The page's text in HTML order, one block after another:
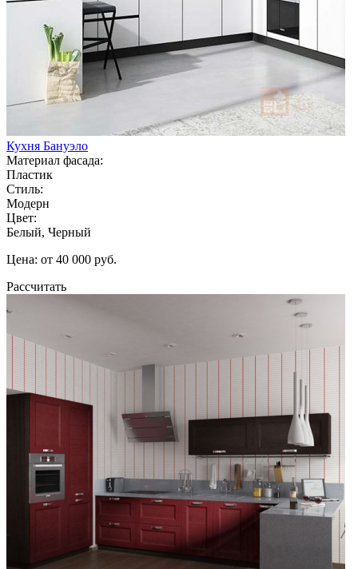
Кухня Бануэло
Материал фасада:
Пластик
Стиль:
Модерн
Цвет:
Белый, Черный
Цена: от 40 000 руб.
Рассчитать